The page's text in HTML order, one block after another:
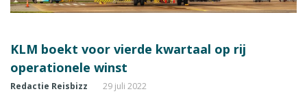
KLM boekt voor vierde kwartaal op rij
operationele winst
Redactie Reisbizz 29 juli 2022